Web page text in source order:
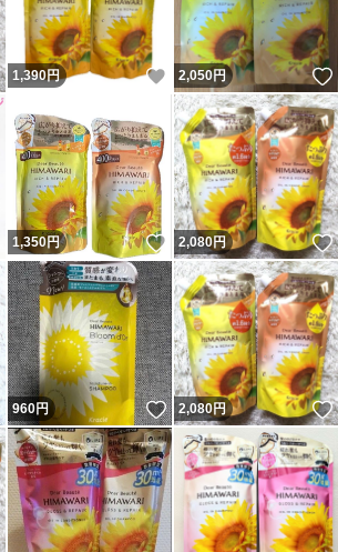
いいね！
1,390円 いいね！
2,050円
いいね！
1,350円 いいね！
2,080円
いいね！
960円 いいね！
2,080円